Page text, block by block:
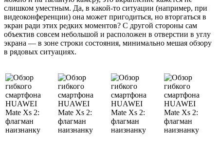
слишком уместным. Да, в какой-то ситуации (например, при
видеоконференции) она может пригодиться, но вторгаться в
экран ради этих редких моментов? С другой стороны сам
объектив совсем небольшой и расположен в отверстии в углу
экрана — в зоне строки состояния, минимально мешая обзору
в рядовых ситуациях.